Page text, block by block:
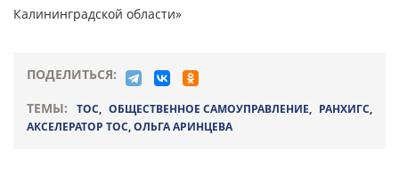
Калининградской области»
ПОДЕЛИТЬСЯ:
ТЕМЫ:
ТОС, ОБЩЕСТВЕННОЕ САМОУПРАВЛЕНИЕ, РАНХИГС,
АКСЕЛЕРАТОР ТОС,ОЛЬГА АРИНЦЕВА